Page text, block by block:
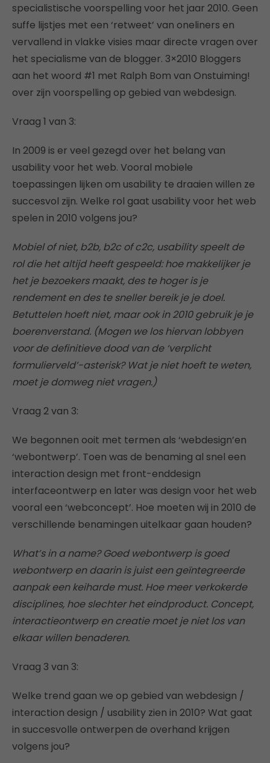
specialistische voorspelling voor het jaar 2010. Geen
suffe lijstjes met een ‘retweet’ van oneliners en
vervallend in vlakke visies maar directe vragen over
het specialisme van de blogger. 3×2010 Bloggers
aan het woord #1 met Ralph Bom van Onstuiming!
over zijn voorspelling op gebied van webdesign.
Vraag 1 van 3:
In 2009 is er veel gezegd over het belang van
usability voor het web. Vooral mobiele
toepassingen lijken om usability te draaien willen ze
succesvol zijn. Welke rol gaat usability voor het web
spelen in 2010 volgens jou?
Mobiel of niet, b2b, b2c of c2c, usability speelt de
rol die het altijd heeft gespeeld: hoe makkelijker je
het je bezoekers maakt, des te hoger is je
rendement en des te sneller bereik je je doel.
Betuttelen hoeft niet, maar ook in 2010 gebruik je je
boerenverstand. (Mogen we los hiervan lobbyen
voor de definitieve dood van de ‘verplicht
formulierveld’-asterisk? Wat je niet hoeft te weten,
moet je domweg niet vragen.)
Vraag 2 van 3:
We begonnen ooit met termen als ‘webdesign’en
‘webontwerp’. Toen was de benaming al snel een
interaction design met front-enddesign
interfaceontwerp en later was design voor het web
vooral een ‘webconcept’. Hoe moeten wij in 2010 de
verschillende benamingen uitelkaar gaan houden?
What’s in a name? Goed webontwerp is goed
webontwerp en daarin is juist een geïntegreerde
aanpak een keiharde must. Hoe meer verkokerde
disciplines, hoe slechter het eindproduct. Concept,
interactieontwerp en creatie moet je niet los van
elkaar willen benaderen.
Vraag 3 van 3:
Welke trend gaan we op gebied van webdesign /
interaction design / usability zien in 2010? Wat gaat
in succesvolle ontwerpen de overhand krijgen
volgens jou?